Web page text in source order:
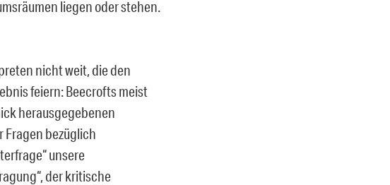
liegen oder stehen.
nicht weit, die den
feiern: Beecrofts meist
herausgegebenen
Fragen bezüglich
unsere
der kritische